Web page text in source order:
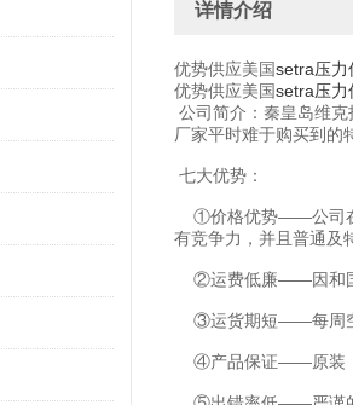
详情介绍
优势供应美国setra压力
优势供应美国setra压力
公司简介：秦皇岛维
厂家平时难于购买到的
七大优势：
①价格优势——公司在
有竞争力，并且普通及
②运费低廉——因和国
③运货期短——每周空
④产品保证——原装